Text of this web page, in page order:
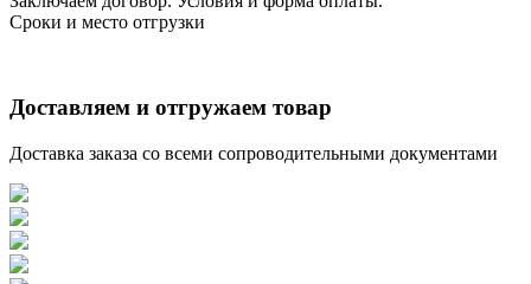
Сроки и место отгрузки
Доставляем и отгружаем товар
Доставка заказа со всеми сопроводительными документами